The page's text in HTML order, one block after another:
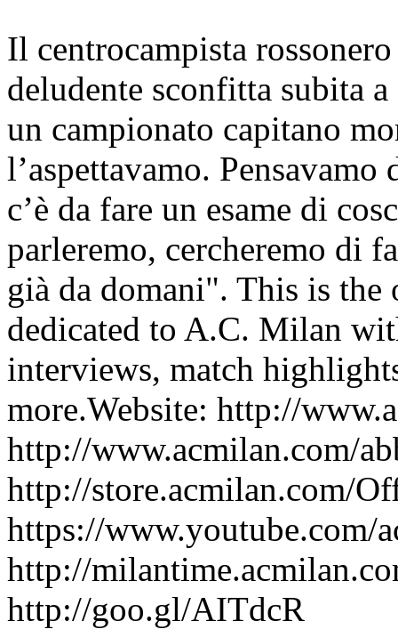
Il centrocampista
deludente sconfitta subita
un campionato capitano
l’aspettavamo.
c’è da fare un esame di
parleremo, cercheremo di
già da domani". This is
dedicated to A.C. Milan
interviews, match
more.Website: http://
http://www.acmilan.com/
http://store.acmilan.com/
https://www.youtube.com/
http://
http://goo.gl/AITdcR